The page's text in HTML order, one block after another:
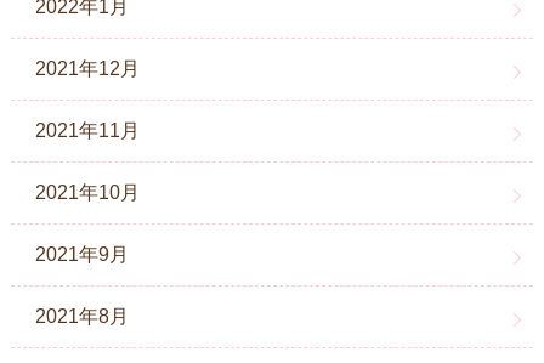
2022年1月
2021年12月
2021年11月
2021年10月
2021年9月
2021年8月